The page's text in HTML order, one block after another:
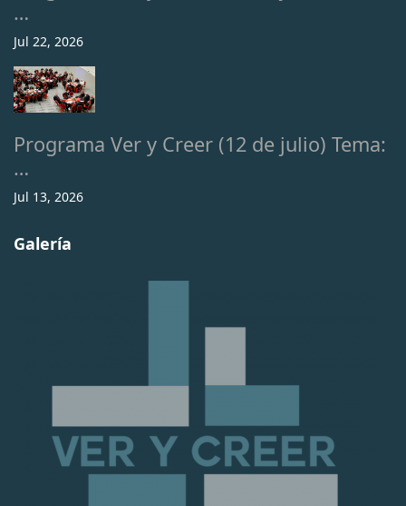
…
Jul 22, 2026
Programa Ver y Creer (12 de julio) Tema:
…
Jul 13, 2026
Galería